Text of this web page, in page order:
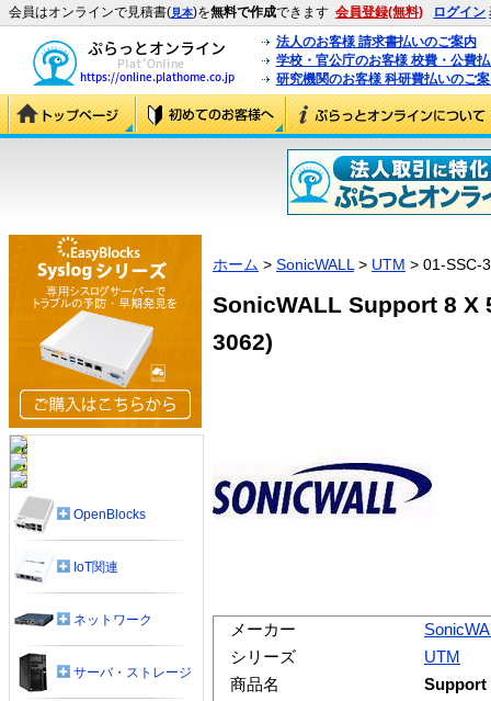
会員はオンラインで見積書(見本)を無料で作成できます 会員登録(無料) ログイン
法人のお客様 請求書払いのご案内
学校・官公庁のお客様 校費・公費
研究機関のお客様 科研費払いのご
ホーム > SonicWALL > UTM > 01-SSC-
SonicWALL Support 8 X
3062)
メーカー
シリーズ
UTM
商品名
Support
OpenBlocks
IoT関連
ネットワーク
サーバ・ストレージ